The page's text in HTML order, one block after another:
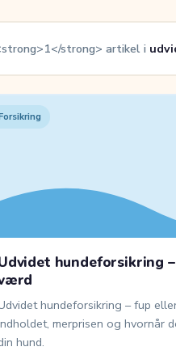
strong> artikel i
hundeforsikring
hundeforsikring – fup
merprisen og hvornår
hund.